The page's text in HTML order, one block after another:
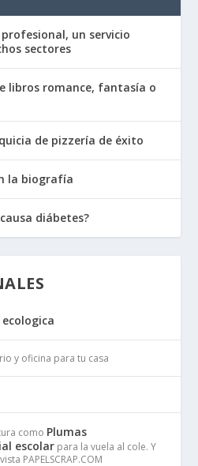
un servicio
sectores
libros romance, fantasía o
de pizzería de éxito
la biografía
diábetes?
y oficina para tu casa
como Plumas
escolar para la vuela al cole. Y
PAPELSCRAP.COM